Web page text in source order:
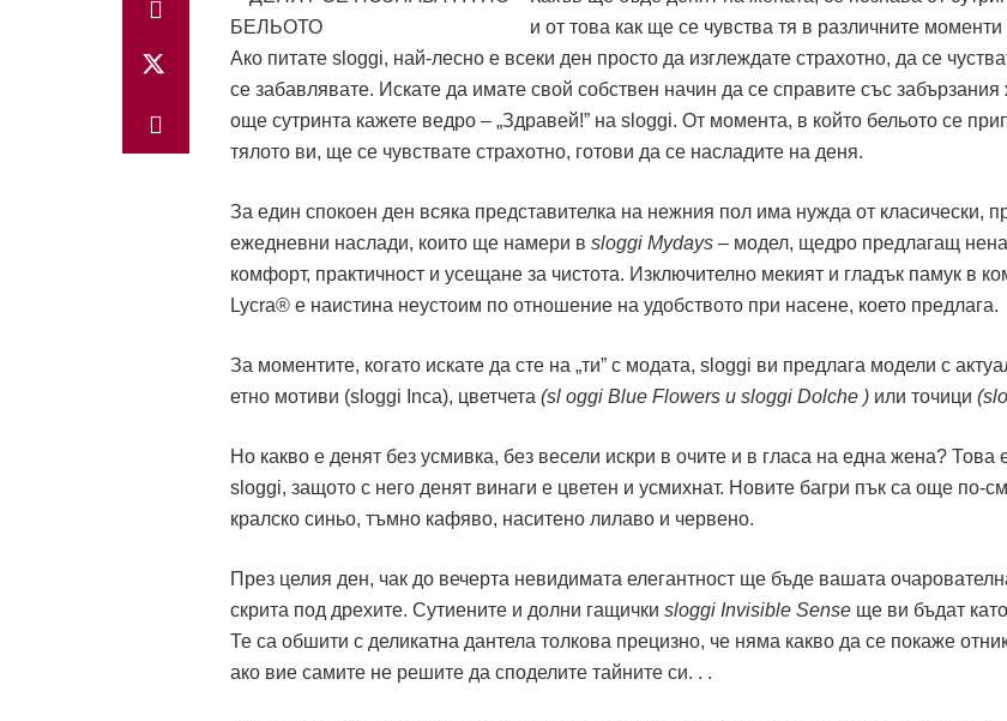
и от това как ще се чувства тя в различните моменти
Ако питате sloggi, най-лесно е всеки ден просто да изглеждате страхотно, да се
се забавлявате. Искате да имате свой собствен начин да се справите със забързания
още сутринта кажете ведро – „Здравей!” на sloggi. От момента, в който бельото се
тялото ви, ще се чувствате страхотно, готови да се насладите на деня.
За един спокоен ден всяка представителка на нежния пол имa нужда от класически,
ежедневни наслади, които ще намери в sloggi Mydays – модел, щедро предлагащ
комфорт, практичност и усещане за чистота. Изключително мекият и гладък памук в
Lycra® е наистина неустоим по отношение на удобството при насене, което предлага.
За моментите, когато искате да сте на „ти” с модата, sloggi ви предлага модели с
етно мотиви (sloggi Inca), цветчета (sl oggi Blue Flowers и sloggi Dolche ) или точици
Но какво е денят без усмивка, без весели искри в очите и в гласа на една жена? Това
sloggi, защото с него денят винаги е цветен и усмихнат. Новите багри пък са още по-
кралско синьо, тъмно кафяво, наситено лилаво и червено.
През целия ден, чак до вечерта невидимата елегантност ще бъде вашата
скрита под дрехите. Сутиените и долни гащички sloggi Invisible Sense ще ви бъдат
Те са обшити с деликатна дантела толкова прецизно, че няма какво да се покаже
ако вие самите не решите да споделите тайните си. . .